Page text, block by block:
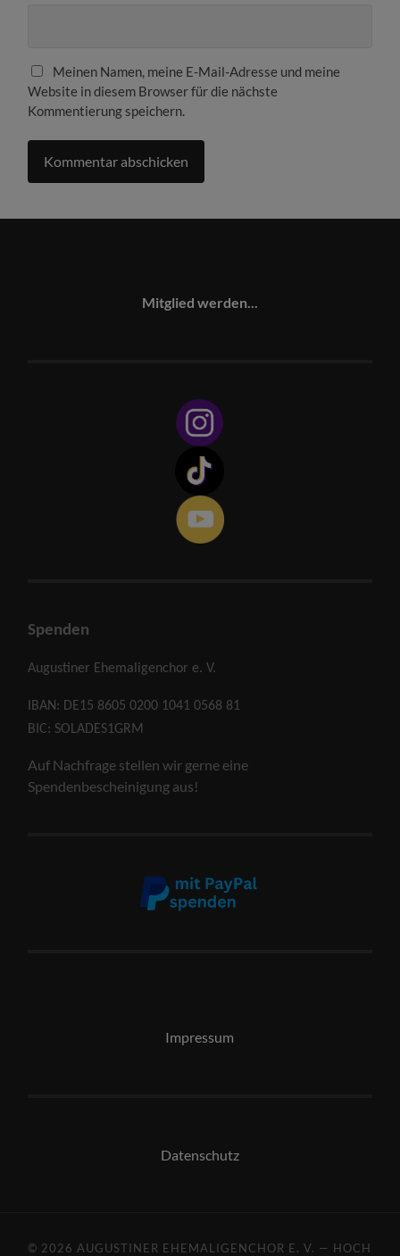
Meinen Namen, meine E-Mail-Adresse und meine
Website in diesem Browser für die nächste
Kommentierung speichern.
Mitglied werden...
Spenden
Augustiner Ehemaligenchor e. V.
IBAN: DE15 8605 0200 1041 0568 81
BIC: SOLADES1GRM
Auf Nachfrage stellen wir gerne eine
Spendenbescheinigung aus!
Impressum
Datenschutz
© 2026AUGUSTINER EHEMALIGENCHOR E. V. — HOCH